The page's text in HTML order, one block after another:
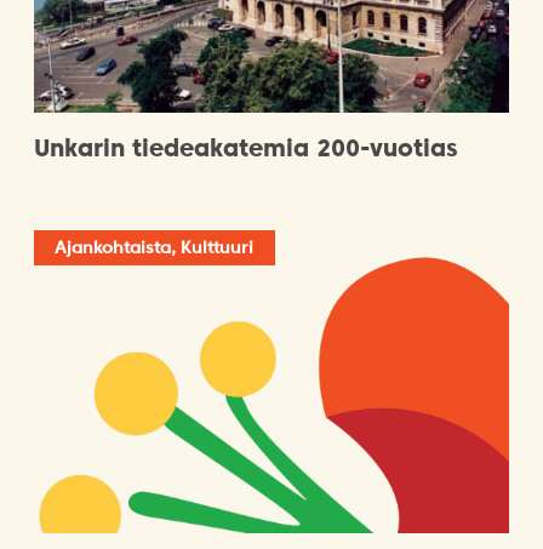
Unkarin tiedeakatemia 200-vuotias
Ajankohtaista, Kulttuuri